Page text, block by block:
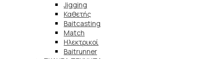
Jigging
Καθετής
Baitcasting
Match
Ηλεκτρικοί
Baitrunner